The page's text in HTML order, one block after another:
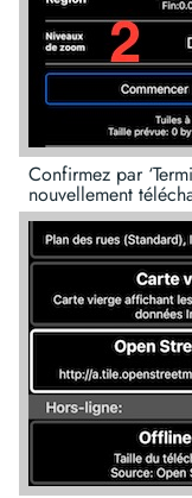
Confirmez par
nouvellement